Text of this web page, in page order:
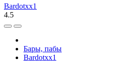
Bardotxx1
4.5
Бары, пабы
Bardotxx1